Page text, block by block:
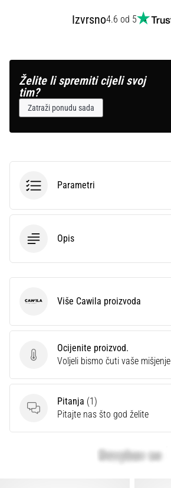
Izvrsno4.6 od 5
Želite li spremiti cijeli svoj
tim?
Zatraži ponudu sada
Parametri
Opis
Ocijenite proizvod.
Ocijenite proizvod.
Voljeli bismo čuti vaše mišjenje
Pitanja
Pitanja (1)
Pitajte nas što god želite
Cawila Više Cawila proizvoda